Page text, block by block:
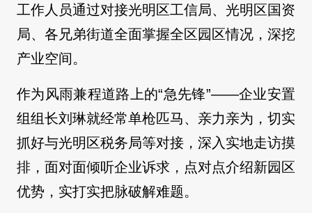
工作人员通过对接光明区工信局、光明区国资
局、各兄弟街道全面掌握全区园区情况，深挖
产业空间。
作为风雨兼程道路上的“急先锋”——企业安置
组组长刘琳就经常单枪匹马、亲力亲为，切实
抓好与光明区税务局等对接，深入实地走访摸
排，面对面倾听企业诉求，点对点介绍新园区
优势，实打实把脉破解难题。